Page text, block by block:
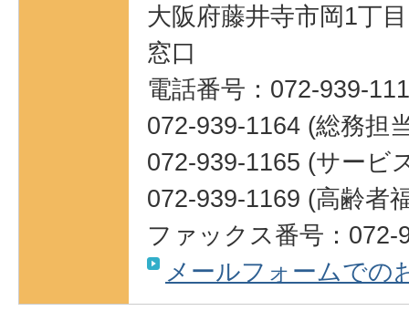
大阪府藤井寺市岡1丁
窓口
電話番号：072-939-
072-939-1164 (総務担
072-939-1165 (サービ
072-939-1169 (高齢者
ファックス番号：072-
メールフォームでの